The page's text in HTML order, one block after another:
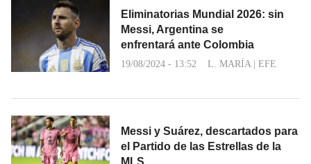
Eliminatorias Mundial 2026: sin
Messi, Argentina se
enfrentará ante Colombia
19/08/2024 - 13:52 L. MARÍA | EFE
Messi y Suárez, descartados para
el Partido de las Estrellas de la
MLS